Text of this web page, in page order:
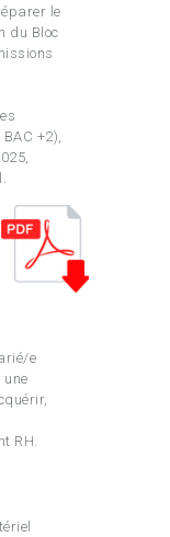
le
du Bloc
+2),
e
une
RH.